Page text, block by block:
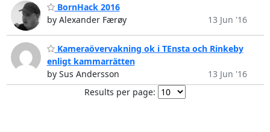
BornHack 2016
by Alexander Færøy
13 Jun '16
Kameraövervakning ok i TEnsta och Rinkeby
enligt kammarrätten
by Sus Andersson
13 Jun '16
Results per page: